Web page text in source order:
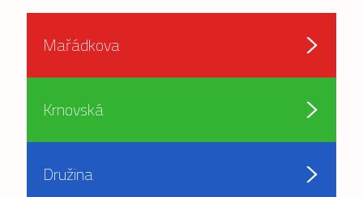
Mařádkova
Krnovská
Družina